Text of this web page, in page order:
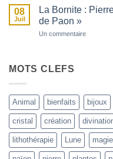
Plante
Invisible
le
Mystère
Coquille
08
Juil
La Bornite :
de Paon »
Un commentairesur
« Minerai
de
Paon »
MOTS CLEFS
Animal bienfaits bijoux
cristal création
lithothérapie Lune magie